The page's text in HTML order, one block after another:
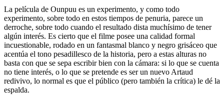
La película de Ounpuu es un experimento, y como todo
experimento, sobre todo en estos tiempos de penuria, parece un
derroche, sobre todo cuando el resultado dista muchísimo de tener
algún interés. Es cierto que el filme posee una calidad formal
incuestionable, rodado en un fantasmal blanco y negro grisáceo que
acentúa el tono pesadillesco de la historia, pero a estas alturas no
basta con que se sepa escribir bien con la cámara: si lo que se cuenta
no tiene interés, o lo que se pretende es ser un nuevo Artaud
redivivo, lo normal es que el público (pero también la crítica) le dé la
espalda.